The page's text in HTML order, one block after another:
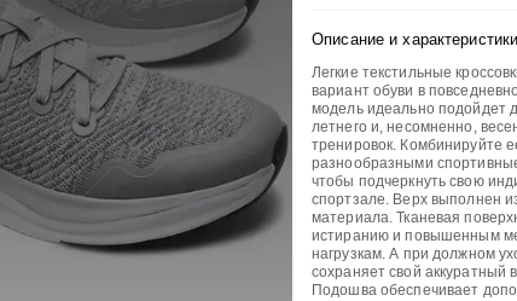
Описание и характеристики
Легкие текстильные
вариант обуви в
модель идеально подойдет
летнего и, несомненно,
тренировок. Комбинируйте
разнообразными
чтобы подчеркнуть свою
спортзале. Верх выполнен
материала. Тканевая
истиранию и повышенным
нагрузкам. А при должном
сохраняет свой аккуратный
Подошва обеспечивает